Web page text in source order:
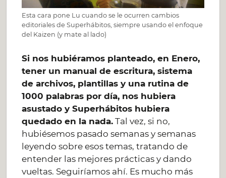
Esta cara pone Lu cuando se le ocurren cambios
editoriales de Superhábitos, siempre usando el enfoque
del Kaizen (y mate al lado)
Si nos hubiéramos planteado, en Enero,
tener un manual de escritura, sistema
de archivos, plantillas y una rutina de
1000 palabras por día, nos hubiera
asustado y Superhábitos hubiera
quedado en la nada. Tal vez, si no,
hubiésemos pasado semanas y semanas
leyendo sobre esos temas, tratando de
entender las mejores prácticas y dando
vueltas. Seguiríamos ahí. Es mucho más